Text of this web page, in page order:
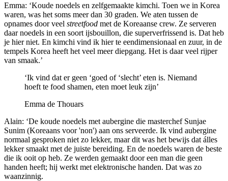
Emma: ‘Koude noedels en zelfgemaakte kimchi. Toen we in Korea
waren, was het soms meer dan 30 graden. We aten tussen de
opnames door veel streetfood met de Koreaanse crew. Ze serveren
daar noedels in een soort ijsbouillon, die superverfrissend is. Dat heb
je hier niet. En kimchi vind ik hier te eendimensionaal en zuur, in de
tempels Korea heeft het veel meer diepgang. Het is daar veel rijper
van smaak.’
‘Ik vind dat er geen ‘goed of ‘slecht’ eten is. Niemand
hoeft te food shamen, eten moet leuk zijn’
Emma de Thouars
Alain: ‘De koude noedels met aubergine die masterchef Sunjae
Sunim (Koreaans voor 'non') aan ons serveerde. Ik vind aubergine
normaal gesproken niet zo lekker, maar dit was het bewijs dat álles
lekker smaakt met de juiste bereiding. En de noedels waren de beste
die ik ooit op heb. Ze werden gemaakt door een man die geen
handen heeft; hij werkt met elektronische handen. Dat was zo
waanzinnig.